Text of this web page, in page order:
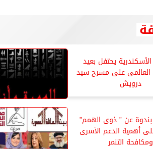
الأسكندرية يحتفل بعيد
على مسرح سيد
درويش
عن ” ذوى الهمم”
أهمية الدعم الأسرى
ومكافحة التنمر